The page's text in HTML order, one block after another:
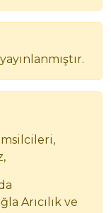
Arıcılık ve